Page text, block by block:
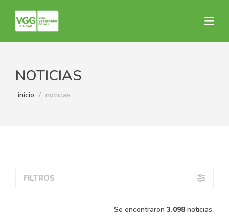
NOTICIAS
inicio noticias
FILTROS
Se encontraron 3.098 noticias.